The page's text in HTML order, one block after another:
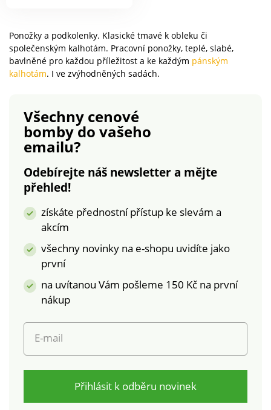
složky působí
protiinfekcím a proti
zápachu nohou. Aloe
vera hýčká pokožku.
zařezávajících švů.
Dokonalý střih.
Ponožky a podkolenky. Klasické tmavé k obleku či
společenským kalhotám. Pracovní ponožky, teplé, slabé,
bavlněné pro každou příležitost a ke každým pánským
kalhotám. I ve zvýhodněných sadách.
Všechny cenové
bombydo vašeho
emailu?
Odebírejte náš newsletter a mějte
přehled!
získáte přednostní přístup ke slevám a
akcím
všechny novinky na e-shopu uvidíte jako
první
na uvítanou Vám pošleme 150 Kč na první
nákup
E-mail
Přihlásit k odběru novinek